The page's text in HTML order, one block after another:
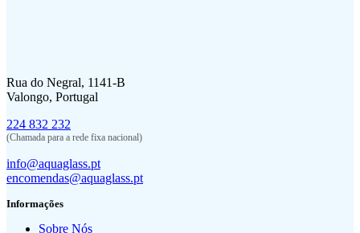
Rua do Negral, 1141-B
Valongo, Portugal
224 832 232
(Chamada para a rede fixa nacional)
info@aquaglass.pt
encomendas@aquaglass.pt
Informações
Sobre Nós